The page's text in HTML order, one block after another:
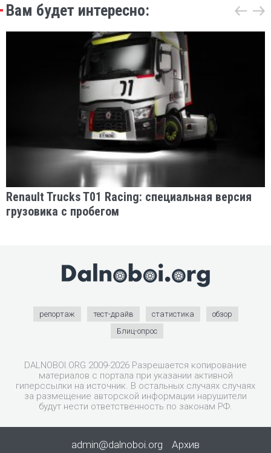
Вам будет интересно:
Renault Trucks T01 Racing: специальная версия
грузовика с пробегом
репортаж тест-драйв статистика
обзор
Блиц-опрос
DALNOBOI.ORG 2009-2026 Разрешается копирование
материалов с портала при указании активной
гиперссылки на источник. В остальных случаях случаях
за размещение авторской информации нарушители
будут нести ответственность по законам РФ.
admin@dalnoboi.org Архив